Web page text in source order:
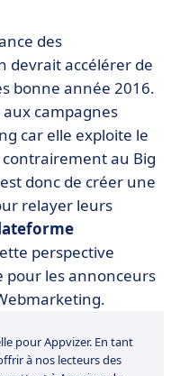
des
devrait accélérer de
bonne année 2016.
campagnes
car elle exploite le
au Big
donc de créer une
relayer leurs
perspective
pour les annonceurs
pour Appvizer. En tant
à nos lecteurs des